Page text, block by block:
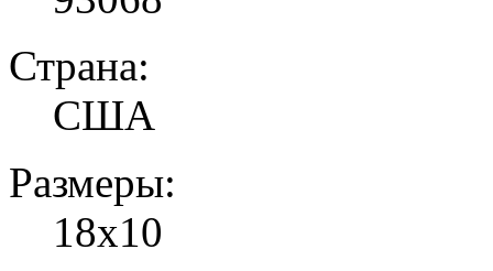
Страна:
США
Размеры:
18х10